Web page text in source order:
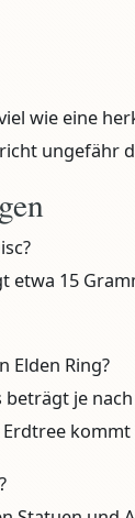
wie eine
ungefähr
etwa 15
Elden Ring?
beträgt je
Erdtree